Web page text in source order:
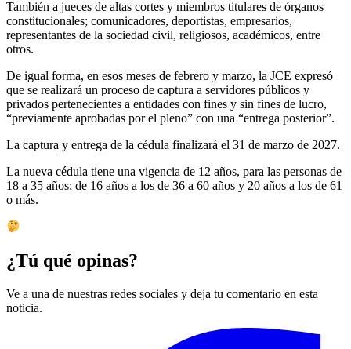
También a jueces de altas cortes y miembros titulares de órganos
constitucionales; comunicadores, deportistas, empresarios,
representantes de la sociedad civil, religiosos, académicos, entre
otros.
De igual forma, en esos meses de febrero y marzo, la JCE expresó
que se realizará un proceso de captura a servidores públicos y
privados pertenecientes a entidades con fines y sin fines de lucro,
“previamente aprobadas por el pleno” con una “entrega posterior”.
La captura y entrega de la cédula finalizará el 31 de marzo de 2027.
La nueva cédula tiene una vigencia de 12 años, para las personas de
18 a 35 años; de 16 años a los de 36 a 60 años y 20 años a los de 61
o más.
¿Tú qué opinas?
Ve a una de nuestras redes sociales y deja tu comentario en esta
noticia.